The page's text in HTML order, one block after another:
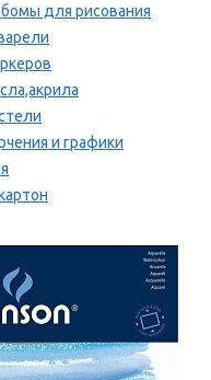
для рисования
и графики